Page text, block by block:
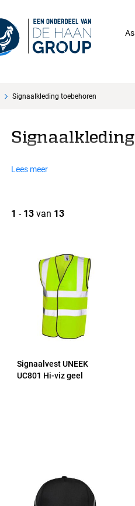
Signaalkleding toebehoren
Lees meer
1 - 13 van 13
Signaalvest UNEEK
UC801 Hi-viz geel